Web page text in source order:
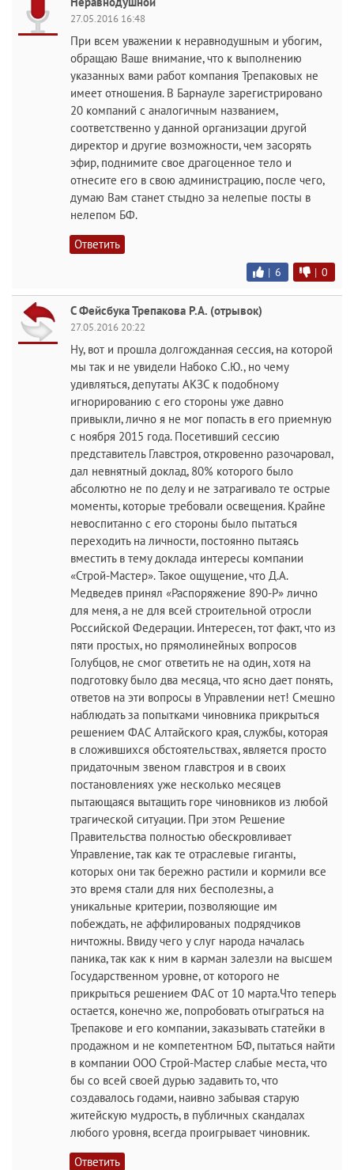
27.05.2016 16:48
При всем уважении к неравнодушным и убогим,
обращаю Ваше внимание, что к выполнению
указанных вами работ компания Трепаковых не
имеет отношения. В Барнауле зарегистрировано
20 компаний с аналогичным названием,
соответственно у данной организации другой
директор и другие возможности, чем засорять
эфир, поднимите свое драгоценное тело и
отнесите его в свою администрацию, после чего,
думаю Вам станет стыдно за нелепые посты в
нелепом БФ.
Ответить
| 6 | 0
С Фейсбука Трепакова Р.А. (отрывок)
27.05.2016 20:22
Ну, вот и прошла долгожданная сессия, на которой
мы так и не увидели Набоко С.Ю., но чему
удивляться, депутаты АКЗС к подобному
игнорированию с его стороны уже давно
привыкли, лично я не мог попасть в его приемную
с ноября 2015 года. Посетивший сессию
представитель Главстроя, откровенно разочаровал,
дал невнятный доклад, 80% которого было
абсолютно не по делу и не затрагивало те острые
моменты, которые требовали освещения. Крайне
невоспитанно с его стороны было пытаться
переходить на личности, постоянно пытаясь
вместить в тему доклада интересы компании
«Строй-Мастер». Такое ощущение, что Д.А.
Медведев принял «Распоряжение 890-Р» лично
для меня, а не для всей строительной отросли
Российской Федерации. Интересен, тот факт, что из
пяти простых, но прямолинейных вопросов
Голубцов, не смог ответить не на один, хотя на
подготовку было два месяца, что ясно дает понять,
ответов на эти вопросы в Управлении нет! Смешно
наблюдать за попытками чиновника прикрыться
решением ФАС Алтайского края, службы, которая
в сложившихся обстоятельствах, является просто
придаточным звеном главстроя и в своих
постановлениях уже несколько месяцев
пытающаяся вытащить горе чиновников из любой
трагической ситуации. При этом Решение
Правительства полностью обескровливает
Управление, так как те отраслевые гиганты,
которых они так бережно растили и кормили все
это время стали для них бесполезны, а
уникальные критерии, позволяющие им
побеждать, не аффилированых подрядчиков
ничтожны. Ввиду чего у слуг народа началась
паника, так как к ним в карман залезли на высшем
Государственном уровне, от которого не
прикрыться решением ФАС от 10 марта.Что теперь
остается, конечно же, попробовать отыграться на
Трепакове и его компании, заказывать статейки в
продажном и не компетентном БФ, пытаться найти
в компании ООО Строй-Мастер слабые места, что
бы со всей своей дурью задавить то, что
создавалось годами, наивно забывая старую
житейскую мудрость, в публичных скандалах
любого уровня, всегда проигрывает чиновник.
Ответить